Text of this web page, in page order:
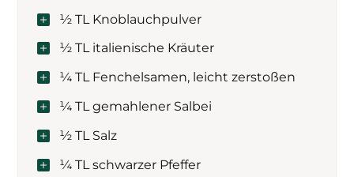
½ TL Knoblauchpulver
½ TL italienische Kräuter
¼ TL Fenchelsamen, leicht zerstoßen
¼ TL gemahlener Salbei
½ TL Salz
¼ TL schwarzer Pfeffer